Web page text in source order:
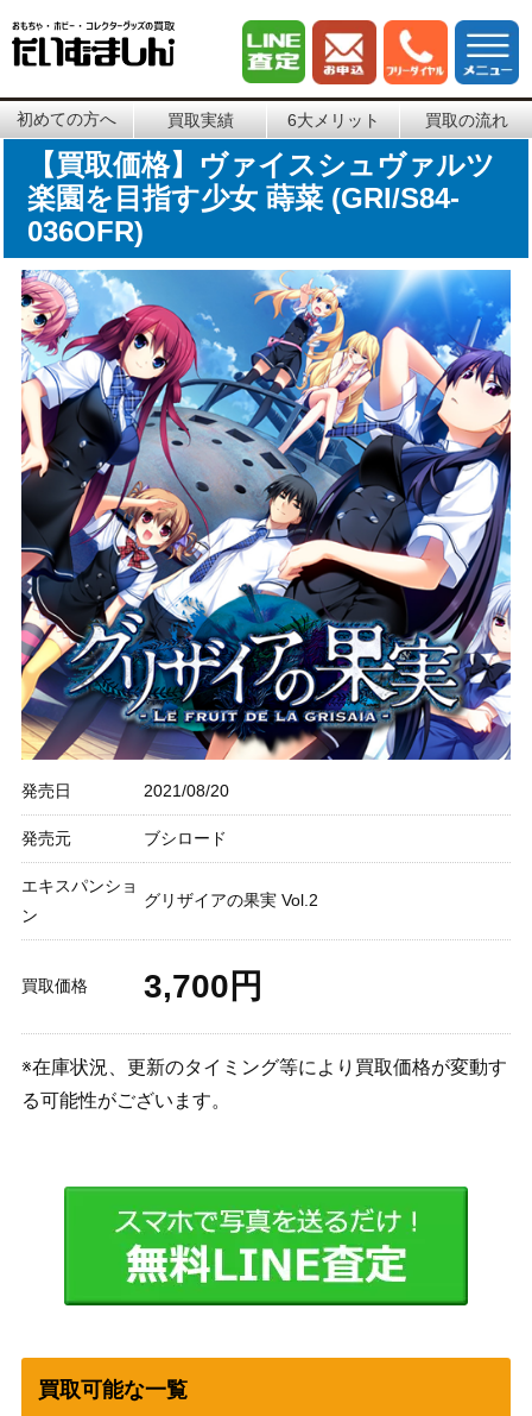
初めての方へ 買取実績 6大メリット 買取の流れ
【買取価格】ヴァイスシュヴァルツ
楽園を目指す少女 蒔菜 (GRI/S84-
036OFR)
発売日 2021/08/20
発売元 ブシロード
エキスパンショ
ン
グリザイアの果実 Vol.2
買取価格 3,700円
※在庫状況、更新のタイミング等により買取価格が変動す
る可能性がございます。
買取可能な一覧